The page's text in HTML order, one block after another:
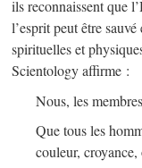
ils reconnaissent que
l’esprit peut être
spirituelles et
Scientology affirme :
Nous, les
Que tous les
couleur, croyance,